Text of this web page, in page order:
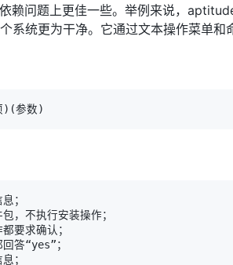
赖问题上更佳一些。举例来说，
系统更为干净。它通过文本操作菜单和
) (参数)